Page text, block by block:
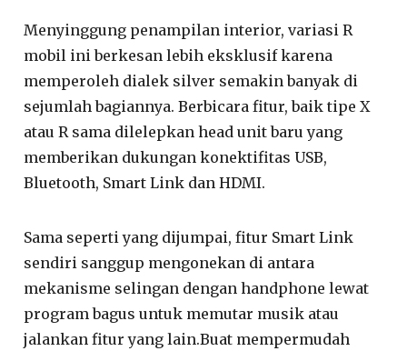
Menyinggung penampilan interior, variasi R
mobil ini berkesan lebih eksklusif karena
memperoleh dialek silver semakin banyak di
sejumlah bagiannya. Berbicara fitur, baik tipe X
atau R sama dilelepkan head unit baru yang
memberikan dukungan konektifitas USB,
Bluetooth, Smart Link dan HDMI.
Sama seperti yang dijumpai, fitur Smart Link
sendiri sanggup mengonekan di antara
mekanisme selingan dengan handphone lewat
program bagus untuk memutar musik atau
jalankan fitur yang lain.Buat mempermudah